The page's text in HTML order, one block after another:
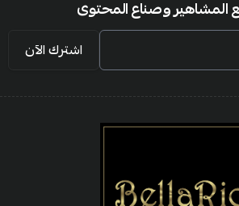
المشاهير وصناع المحتوى
اشترك الآن